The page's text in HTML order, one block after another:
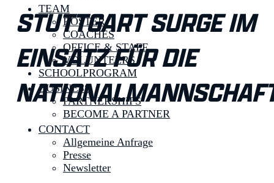
TEAM
ROSTER
COACHES
OFFICE & STAFF
VOLUNTEERS
SCHOOLPROGRAM
BUSINESS
PARTNERSHIPS
BECOME A PARTNER
CONTACT
Allgemeine Anfrage
Presse
Newsletter
STUTTGART SURGE IM
EINSATZ FÜR DIE